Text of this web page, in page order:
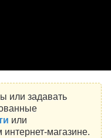
или задавать
или
магазине.